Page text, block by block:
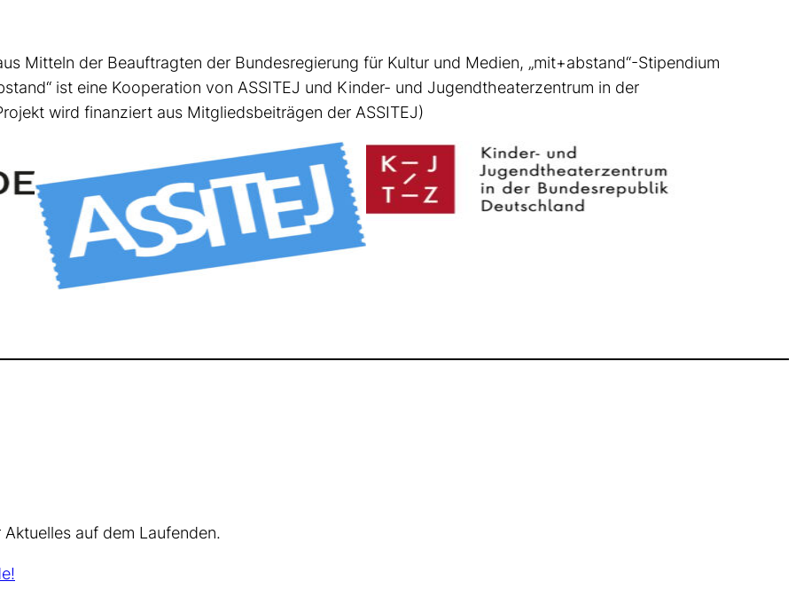
Mitteln der Beauftragten der Bundesregierung für Kultur und Medien, „mit+abstand“-Stipendium
ist eine Kooperation von ASSITEJ und Kinder- und Jugendtheaterzentrum in der
wird finanziert aus Mitgliedsbeiträgen der ASSITEJ)
auf dem Laufenden.